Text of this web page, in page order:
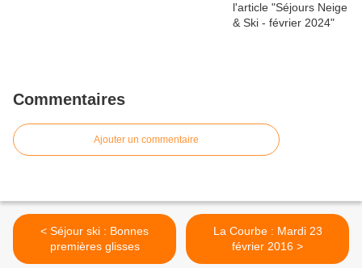
Commentaires
Ajouter un commentaire
< Séjour ski : Bonnes
premières glisses
La Courbe : Mardi 23
février 2016 >